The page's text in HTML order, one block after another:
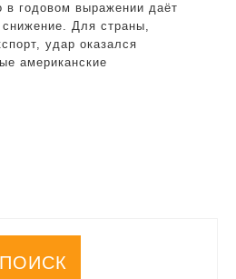
годовом выражении даёт
снижение. Для страны,
удар оказался
американские
ПОИСК